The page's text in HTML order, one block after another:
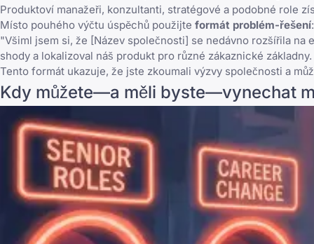
Produktoví manažeři, konzultanti, stratégové a podobné role
Místo pouhého výčtu úspěchů použijte formát problém-řešení:
"Všiml jsem si, že [Název společnosti] se nedávno rozšířila
shody a lokalizoval náš produkt pro různé zákaznické
Tento formát ukazuje, že jste zkoumali výzvy společnosti a
Kdy můžete—a měli byste—vynechat